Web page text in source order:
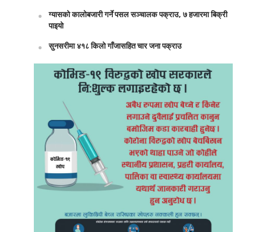
ग्यासको कालोबजारी गर्ने पसल सञ्चालक पक्राउ, ७ हजारमा बिक्री
पाइयो
सुनसरीमा ४१८ किलो गाँजासहित चार जना पक्राउ